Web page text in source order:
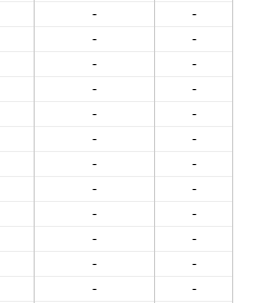
-
-
-
-
-
-
-
-
-
-
-
-
-
-
-
-
-
-
-
-
-
-
-
-